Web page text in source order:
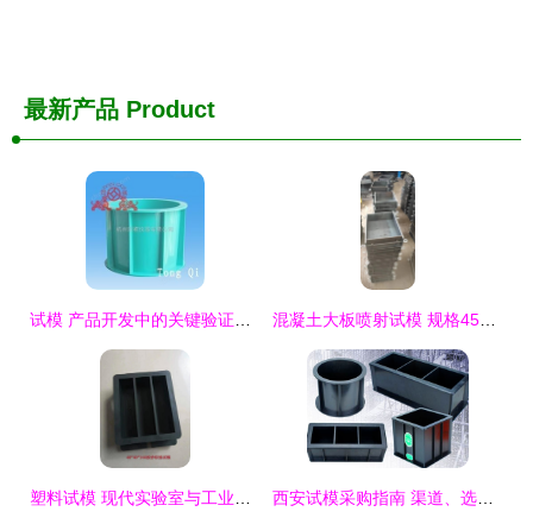
最新产品 Product